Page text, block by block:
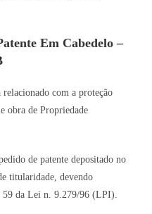
Em Cabedelo –
relacionado com a proteção
obra de Propriedade
de patente depositado no
titularidade, devendo
59 da Lei n. 9.279/96 (LPI).